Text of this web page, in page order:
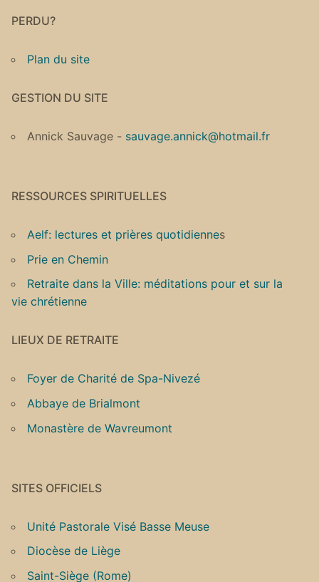
PERDU?
Plan du site
GESTION DU SITE
Annick Sauvage - sauvage.annick@hotmail.fr
RESSOURCES SPIRITUELLES
Aelf: lectures et prières quotidiennes
Prie en Chemin
Retraite dans la Ville: méditations pour et sur la
vie chrétienne
LIEUX DE RETRAITE
Foyer de Charité de Spa-Nivezé
Abbaye de Brialmont
Monastère de Wavreumont
SITES OFFICIELS
Unité Pastorale Visé Basse Meuse
Diocèse de Liège
Saint-Siège (Rome)